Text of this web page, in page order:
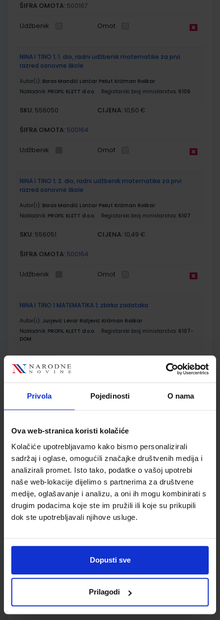
Privola Pojedinosti O nama
Ova web-stranica koristi kolačiće
Kolačiće upotrebljavamo kako bismo personalizirali
sadržaj i oglase, omogućili značajke društvenih medija i
analizirali promet. Isto tako, podatke o vašoj upotrebi
naše web-lokacije dijelimo s partnerima za društvene
medije, oglašavanje i analizu, a oni ih mogu kombinirati s
drugim podacima koje ste im pružili ili koje su prikupili
dok ste upotrebljavali njihove usluge.
Dopusti sve
Prilagodi
ŠIFRA OMOTA: 500167
Udžbenik Omot
NINA I TINO 1; 1. dio, radni udžbenik matematike za prvi
razred osnovne škole
Autor(i): Boras Mandić Lončar Pešut Križman Roškar
Nakladnik: PROFIL KLETT d.o.o. Registarski broj ministarstva: 6106
SKU: 556050 CIJENA: 10,50 €
ŠIFRA OMOTA: 500164
Udžbenik Omot
NINA I TINO 1; 2. dio, radni udžbenik matematike za prvi
razred osnovne škole
Autor(i): Boras Mandić Lončar Pešut Križman Roškar
Nakladnik: PROFIL KLETT d.o.o. Registarski broj ministarstva: 6107
SKU: 556051 CIJENA: 10,49 €
ŠIFRA OMOTA: 500164
Udžbenik Omot
NINA I TINO 1 MATEMATIKA 1; zbirka zadataka
Autor(i): Jurjević Levar Raljević Križman Roškar
Nakladnik: PROFIL KLETT d.o.o. Registarski broj ministarstva: 6107-
DOM
SKU:556223 CIJENA:11,00 €
Udžbenik Omot
OTKRIVAMO MATEMATIKU 1; listići za dodatnu nastavu u
Dubravka Glasnović Gracin Gabriela Žokalj Tanja Soucie
Nakladnik: ALFA d.d. Registarski broj ministarstva:6103-DOM
SKU:556500 CIJENA:9,00 €
ŠIFRA OMOTA:
Udžbenik
prvom razredu za osnovnu školu
Autor(i):Dubravka Glasnović Gracin Gabriela Žokalj Tanja Soucie
SKU:556501 CIJENA:9,00 €